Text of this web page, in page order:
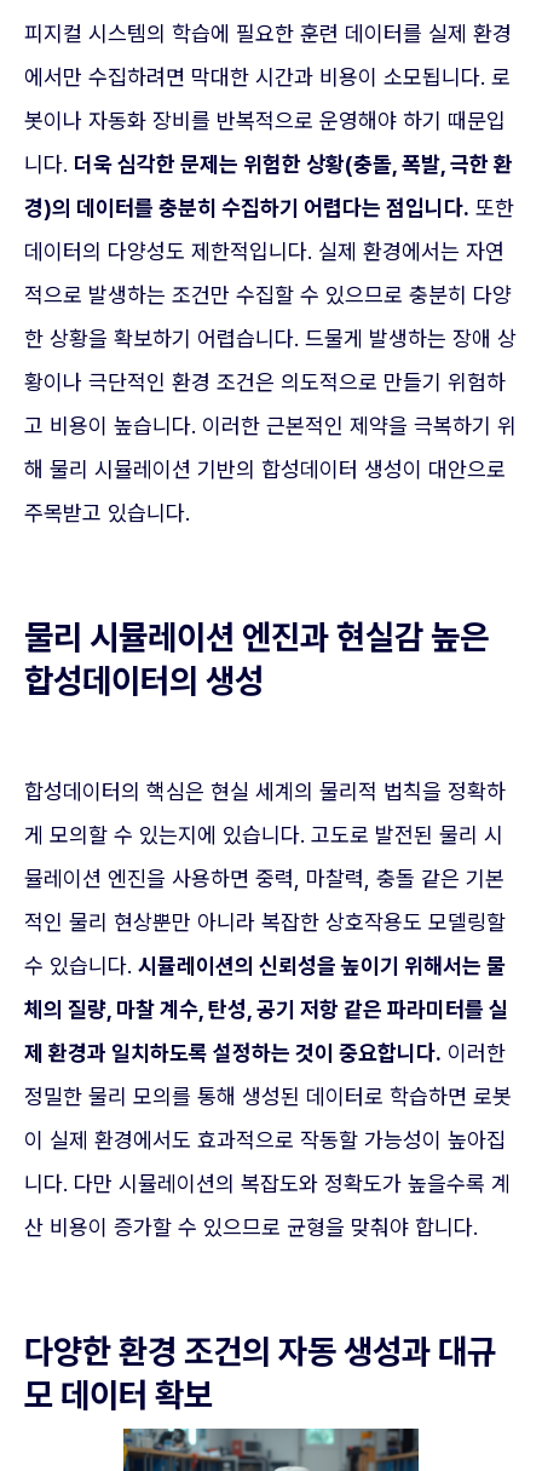
피지컬 시스템의 학습에 필요한 훈련 데이터를 실제 환경
에서만 수집하려면 막대한 시간과 비용이 소모됩니다. 로
봇이나 자동화 장비를 반복적으로 운영해야 하기 때문입
니다. 더욱 심각한 문제는 위험한 상황(충돌, 폭발, 극한 환
경)의 데이터를 충분히 수집하기 어렵다는 점입니다. 또한
데이터의 다양성도 제한적입니다. 실제 환경에서는 자연
적으로 발생하는 조건만 수집할 수 있으므로 충분히 다양
한 상황을 확보하기 어렵습니다. 드물게 발생하는 장애 상
황이나 극단적인 환경 조건은 의도적으로 만들기 위험하
고 비용이 높습니다. 이러한 근본적인 제약을 극복하기 위
해 물리 시뮬레이션 기반의 합성데이터 생성이 대안으로
주목받고 있습니다.
물리 시뮬레이션 엔진과 현실감 높은
합성데이터의 생성
합성데이터의 핵심은 현실 세계의 물리적 법칙을 정확하
게 모의할 수 있는지에 있습니다. 고도로 발전된 물리 시
뮬레이션 엔진을 사용하면 중력, 마찰력, 충돌 같은 기본
적인 물리 현상뿐만 아니라 복잡한 상호작용도 모델링할
수 있습니다. 시뮬레이션의 신뢰성을 높이기 위해서는 물
체의 질량, 마찰 계수, 탄성, 공기 저항 같은 파라미터를 실
제 환경과 일치하도록 설정하는 것이 중요합니다. 이러한
정밀한 물리 모의를 통해 생성된 데이터로 학습하면 로봇
이 실제 환경에서도 효과적으로 작동할 가능성이 높아집
니다. 다만 시뮬레이션의 복잡도와 정확도가 높을수록 계
산 비용이 증가할 수 있으므로 균형을 맞춰야 합니다.
다양한 환경 조건의 자동 생성과 대규
모 데이터 확보